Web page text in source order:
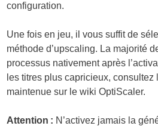
configuration.
Une fois en jeu, il vous suffit de
méthode d’upscaling. La majorité
processus nativement après
les titres plus capricieux,
maintenue sur le wiki OptiScaler.
Attention : N’activez jamais la